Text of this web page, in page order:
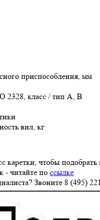
приспособления, мм
2328, класс / тип A, B
вил, кг
каретки, чтобы
- читайте по ссылке
Звоните 8 (495)